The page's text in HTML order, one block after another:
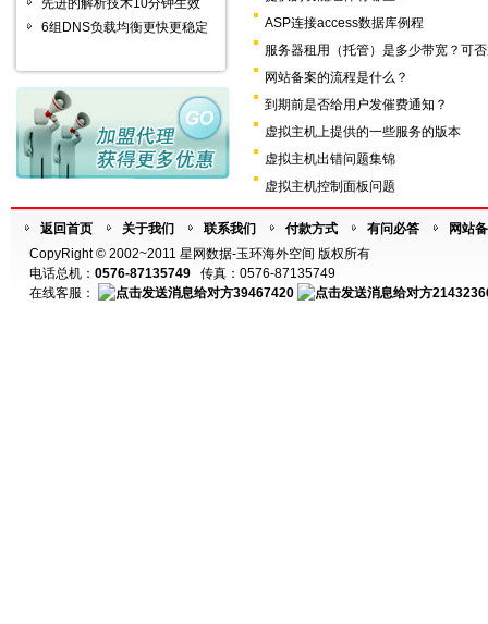
先进的解析技术10分钟生效
6组DNS负载均衡更快更稳定
ASP连接access数据库例程
服务器租用（托管）是多少带宽？可
网站备案的流程是什么？
到期前是否给用户发催费通知？
虚拟主机上提供的一些服务的版本
虚拟主机出错问题集锦
虚拟主机控制面板问题
返回首页 关于我们 联系我们 付款方式 有问必答
网站
CopyRight © 2002~2011 星网数据-玉环海外空间 版权所有
电话总机： 0576-87135749 传真：0576-87135749
在线客服：
39467420